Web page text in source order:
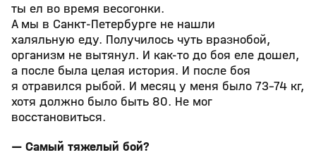
ты ел во время весогонки.
А мы в Санкт‑Петербурге не нашли
халяльную еду. Получилось чуть вразнобой,
организм не вытянул. И как‑то до боя еле дошел,
а после была целая история. И после боя
я отравился рыбой. И месяц у меня было 73–74 кг,
хотя должно было быть 80. Не мог
восстановиться.
— Самый тяжелый бой?